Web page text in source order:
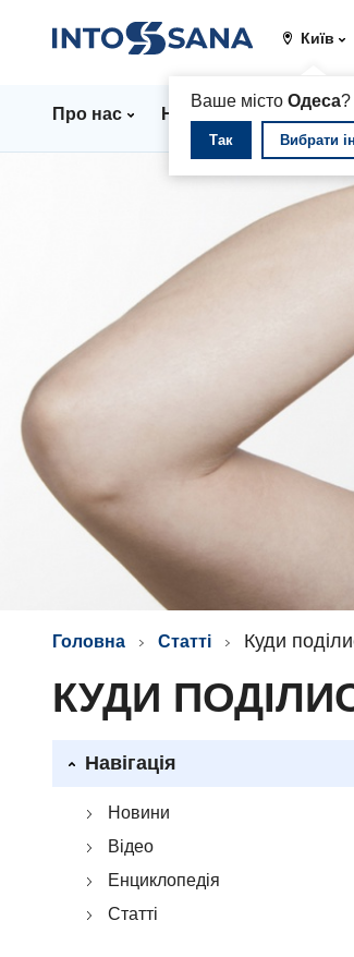
Київ
Ваше місто Одеса?
Так Вибрати
Про нас Напрямки Ціни
Головна Статті Куди
КУДИ
Навігація
Новини
Відео
Енциклопедія
Статті